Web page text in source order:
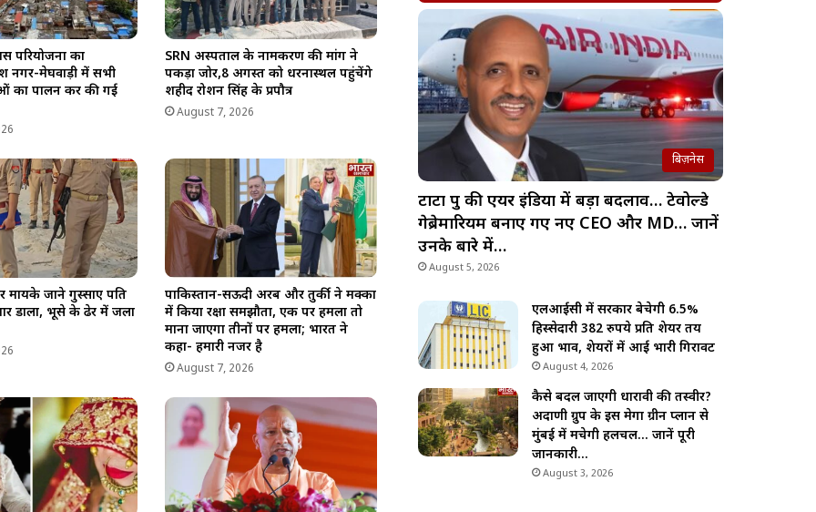
परियोजना का
नगर-मेघवाड़ी में सभी
का पालन कर की गई
SRN अस्पताल के नामकरण की मांग ने
पकड़ा जोर,8 अगस्त को धरनास्थल पहुंचेंगे
शहीद रोशन सिंह के प्रपौत्र
August 7, 2026
मायके जाने गुस्साए पति
डाला, भूसे के ढेर में जला
पाकिस्तान-सऊदी अरब और तुर्की ने मक्का
में किया रक्षा समझौता, एक पर हमला तो
माना जाएगा तीनों पर हमला; भारत ने
कहा- हमारी नजर है
August 7, 2026
बिज़नेस
टाटा ग्रुप की एयर इंडिया में बड़ा बदलाव… टेवोल्डे
गेब्रेमारियम बनाए गए नए CEO और MD… जानें
उनके बारे में…
August 5, 2026
एलआईसी में सरकार बेचेगी 6.5%
हिस्सेदारी 382 रुपये प्रति शेयर तय
हुआ भाव, शेयरों में आई भारी गिरावट
August 4, 2026
कैसे बदल जाएगी धारावी की तस्वीर?
अदाणी ग्रुप के इस मेगा ग्रीन प्लान से
मुंबई में मचेगी हलचल… जानें पूरी
जानकारी…
August 3, 2026